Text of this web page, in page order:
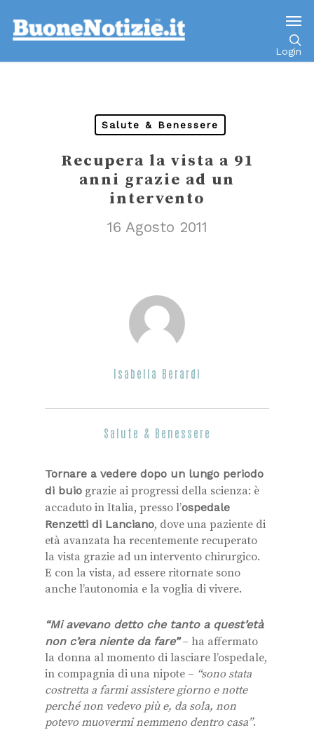
Login
Salute & Benessere
Recupera la vista a 91
anni grazie ad un
intervento
16 Agosto 2011
Isabella Berardi
Salute & Benessere
Tornare a vedere dopo un lungo periodo
di buio grazie ai progressi della scienza: è
accaduto in Italia, presso l’ospedale
Renzetti di Lanciano, dove una paziente di
età avanzata ha recentemente recuperato
la vista grazie ad un intervento chirurgico.
E con la vista, ad essere ritornate sono
anche l’autonomia e la voglia di vivere.
“Mi avevano detto che tanto a quest’età
non c’era niente da fare”– ha affermato
la donna al momento di lasciare l’ospedale,
in compagnia di una nipote – “sono stata
costretta a farmi assistere giorno e notte
perché non vedevo più e, da sola, non
potevo muovermi nemmeno dentro casa”.
Go to mobile version